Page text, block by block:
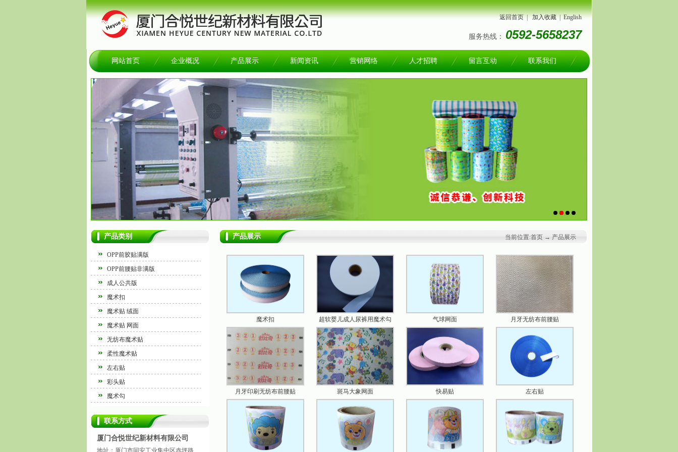
返回首页|加入收藏|English
服务热线： 0592-5658237
网站首页 企业概况 产品展示 新闻资讯 营销网络 人才招聘 留言互动 联系我们
1 2 3 4
产品类别
OPP前胶贴满版
OPP前腰贴非满版
成人公共版
魔术扣
魔术贴 绒面
魔术贴 网面
无纺布魔术贴
柔性魔术贴
左右贴
彩头贴
魔术勾
联系方式
厦门合悦世纪新材料有限公司
地址：厦门市同安工业集中区赤坪路
产品展示 当前位置:首页 → 产品展示
魔术扣 超软婴儿成人尿裤用魔术勾 气球网面 月牙无纺布前腰贴
月牙印刷无纺布前腰贴 斑马大象网面 快易贴 左右贴